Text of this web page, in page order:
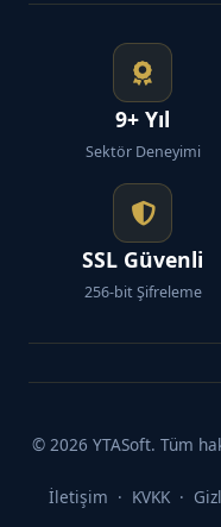
9+ Yıl
Sektör Deneyimi
SSL Güvenli
256-bit Şifreleme
© 2026 YTASoft. Tüm
İletişim · KVKK ·